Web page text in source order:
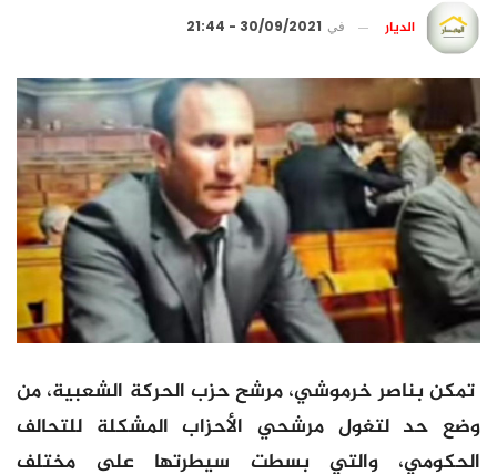
الديار في 30/09/2021 - 21:44
تمكن بناصر خرموشي، مرشح حزب الحركة الشعبية، من
وضع حد لتغول مرشحي الأحزاب المشكلة للتحالف
الحكومي، والتي بسطت سيطرتها على مختلف